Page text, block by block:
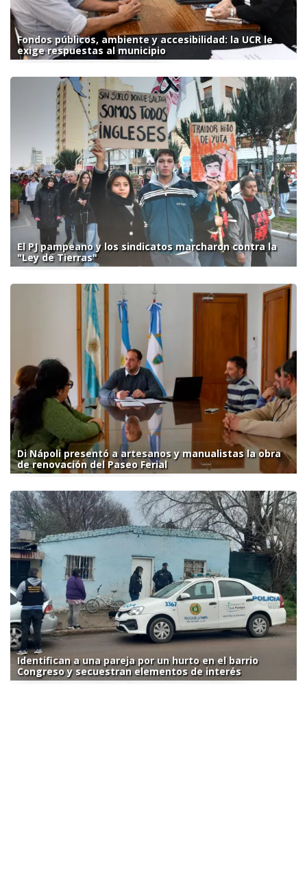
Fondos públicos, ambiente y accesibilidad: la UCR le
exige respuestas al municipio
El PJ pampeano y los sindicatos marcharon contra la
"Ley de Tierras"
Di Nápoli presentó a artesanos y manualistas la obra
de renovación del Paseo Ferial
Identifican a una pareja por un hurto en el barrio
Congreso y secuestran elementos de interés